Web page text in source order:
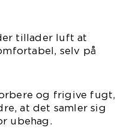
tillader luft at
selv på
og frigive fugt,
at det samler sig
ubehag.